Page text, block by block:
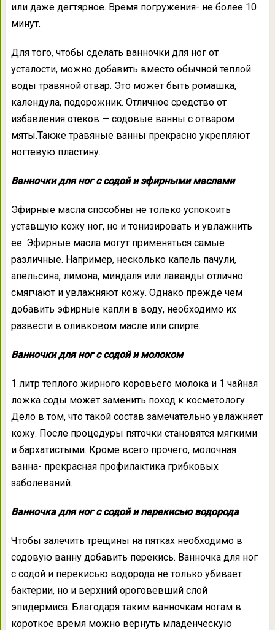
или даже дегтярное. Время погружения- не более 10
минут.
Для того, чтобы сделать ванночки для ног от
усталости, можно добавить вместо обычной теплой
воды травяной отвар. Это может быть ромашка,
календула, подорожник. Отличное средство от
избавления отеков — содовые ванны с отваром
мяты.Также травяные ванны прекрасно укрепляют
ногтевую пластину.
Ванночки для ног с содой и эфирными маслами
Эфирные масла способны не только успокоить
уставшую кожу ног, но и тонизировать и увлажнить
ее. Эфирные масла могут применяться самые
различные. Например, несколько капель пачули,
апельсина, лимона, миндаля или лаванды отлично
смягчают и увлажняют кожу. Однако прежде чем
добавить эфирные капли в воду, необходимо их
развести в оливковом масле или спирте.
Ванночки для ног с содой и молоком
1 литр теплого жирного коровьего молока и 1 чайная
ложка соды может заменить поход к косметологу.
Дело в том, что такой состав замечательно увлажняет
кожу. После процедуры пяточки становятся мягкими
и бархатистыми. Кроме всего прочего, молочная
ванна- прекрасная профилактика грибковых
заболеваний.
Ванночка для ног с содой и перекисью водорода
Чтобы залечить трещины на пятках необходимо в
содовую ванну добавить перекись. Ванночка для ног
с содой и перекисью водорода не только убивает
бактерии, но и верхний ороговевший слой
эпидермиса. Благодаря таким ванночкам ногам в
короткое время можно вернуть младенческую